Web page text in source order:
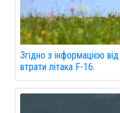
Згідно з інформацією
втрати літака F-16.